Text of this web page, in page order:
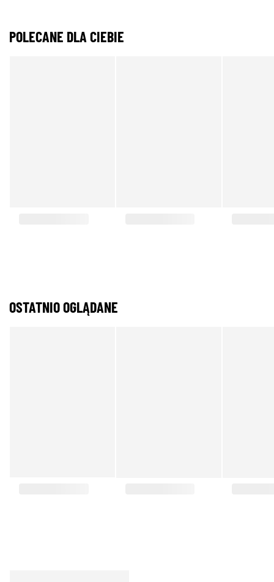
POLECANE DLA CIEBIE
OSTATNIO OGLĄDANE